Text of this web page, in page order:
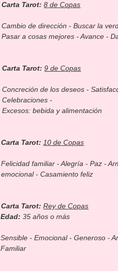
Carta Tarot:8 de Copas
Cambio de dirección - Buscar la
Pasar a cosas mejores - Avance -
Carta Tarot: 9 de Copas
Concreción de los deseos -
Celebraciones -
Excesos: bebida y alimentación
Carta Tarot:10 de Copas
Felicidad familiar - Alegría - Paz -
emocional - Casamiento feliz
Carta Tarot:Rey de Copas
Edad:35 años o más
Sensible - Emocional - Generoso -
Familiar